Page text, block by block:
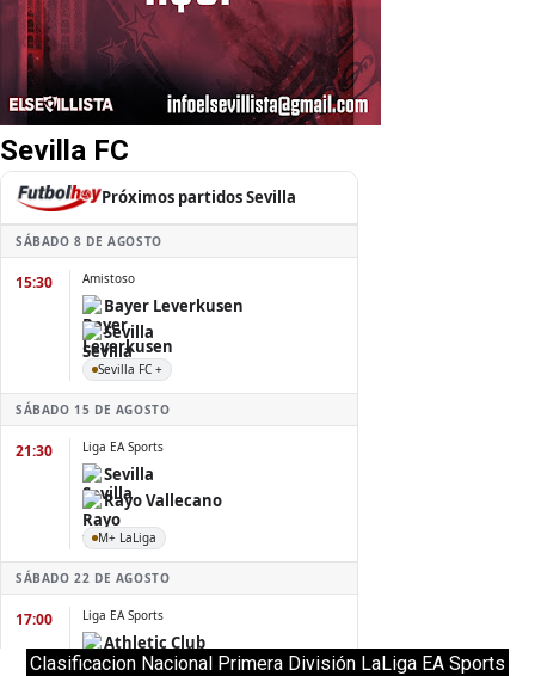
Sevilla FC
Clasificacion Nacional Primera División LaLiga EA Sports